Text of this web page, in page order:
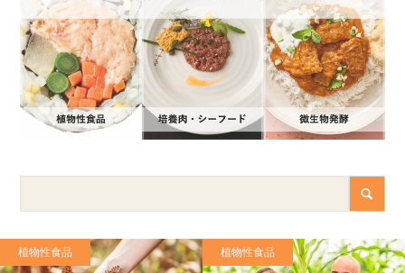
植物性食品 植物性食品